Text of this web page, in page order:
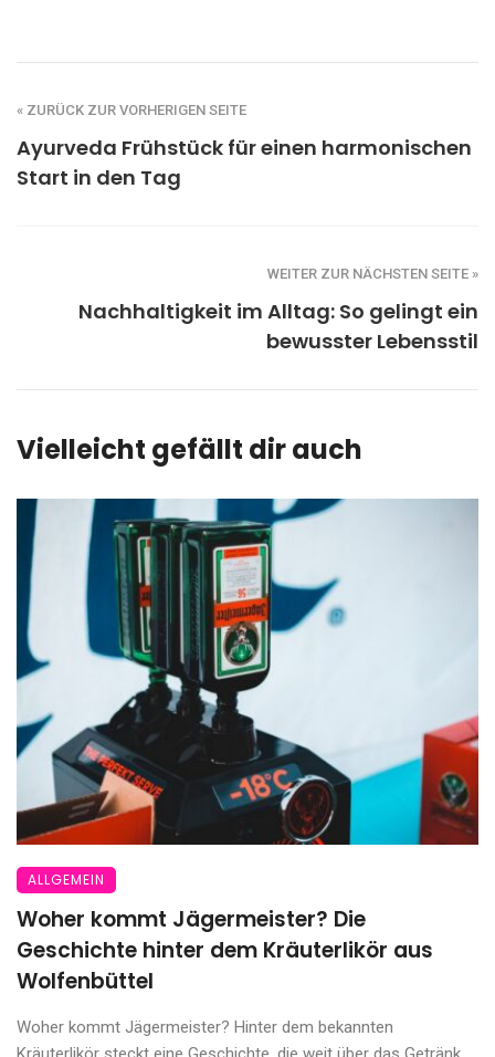
« ZURÜCK ZUR VORHERIGEN SEITE
Ayurveda Frühstück für einen harmonischen
Start in den Tag
WEITER ZUR NÄCHSTEN SEITE »
Nachhaltigkeit im Alltag: So gelingt ein
bewusster Lebensstil
Vielleicht gefällt dir auch
ALLGEMEIN
Woher kommt Jägermeister? Die
Geschichte hinter dem Kräuterlikör aus
Wolfenbüttel
Woher kommt Jägermeister? Hinter dem bekannten